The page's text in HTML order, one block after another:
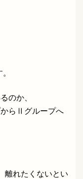
のか、
らⅡグループへ
れたくないとい